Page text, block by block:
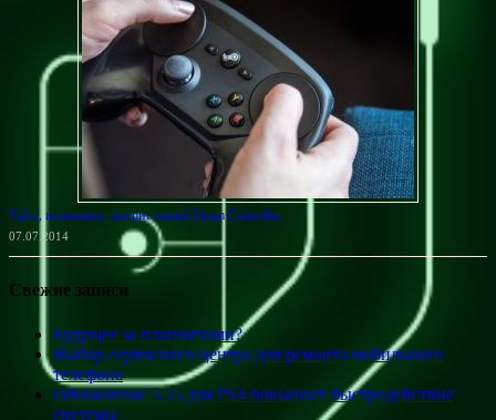
Valve, возможно, тизерит новый Steam Controller
07.07.2014
Свежие записи
Будущее за планшетами?
Выбор сервисного центра для ремонта мобильного
телефона
Обновление 5.55 для PS4 повышает быстродействие
системы